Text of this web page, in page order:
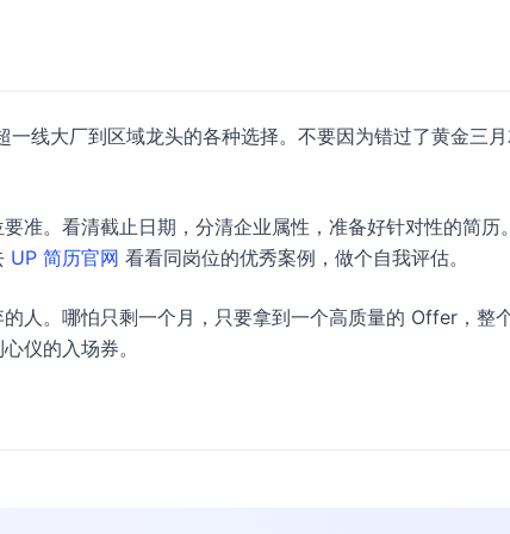
一线大厂到区域龙头的各种选择。不要因为错过了黄金三
准。看清截止日期，分清企业属性，准备好针对性的简
UP 简历官网 看看同岗位的优秀案例，做个自我评估。
人。哪怕只剩一个月，只要拿到一个高质量的 Offer，整
仪的入场券。